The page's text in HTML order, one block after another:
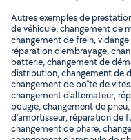
Autres exemples de
de véhicule, changement de
changement de frein,
réparation d'embrayage,
batterie, changement de
distribution, changement de
changement de boîte de
changement d'alternateur,
bougie, changement de
d'amortisseur, réparation de
changement de phare,